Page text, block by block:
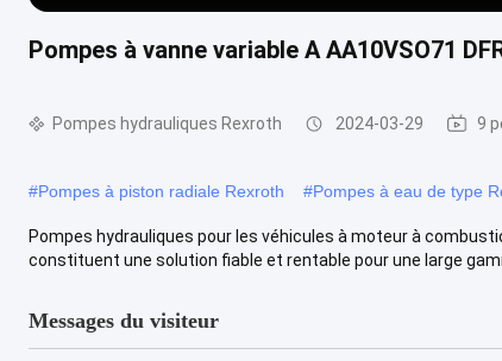
Time
Pompes à vanne variable A AA10VSO71
Pompes hydrauliques Rexroth 2024-03-29 9
#Pompes à piston radiale Rexroth #Pompes à eau de type
Pompes hydrauliques pour les véhicules à moteur à
constituent une solution fiable et rentable pour une large
Messages du visiteur